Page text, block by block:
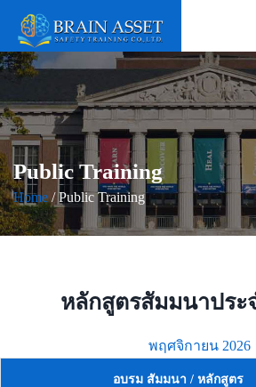
Public Training
Home/ Public Training
หลักสูตรสัมมนาประ
พฤศจิกายน 2026
อบรม สัมมนา / หลักสูตร